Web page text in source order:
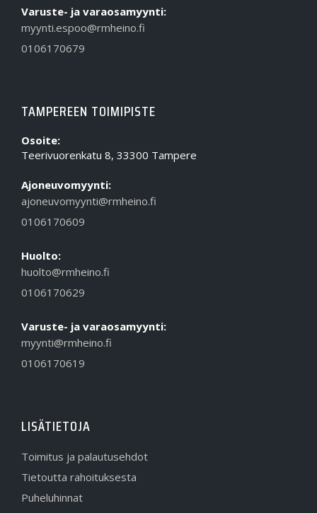
Varuste- ja varaosamyynti:
myynti.espoo@rmheino.fi
0106170679
TAMPEREEN TOIMIPISTE
Osoite:
Teerivuorenkatu 8, 33300 Tampere
Ajoneuvomyynti:
ajoneuvomyynti@rmheino.fi
0106170609
Huolto:
huolto@rmheino.fi
0106170629
Varuste- ja varaosamyynti:
myynti@rmheino.fi
0106170619
LISÄTIETOJA
Toimitus ja palautusehdot
Tietoutta rahoituksesta
Puheluhinnat